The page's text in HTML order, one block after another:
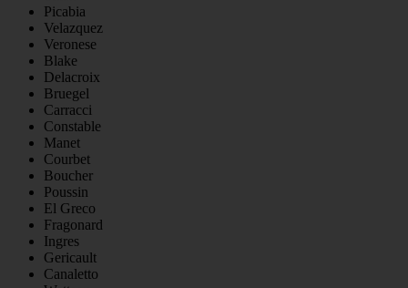
Picabia
Velazquez
Veronese
Blake
Delacroix
Bruegel
Carracci
Constable
Manet
Courbet
Boucher
Poussin
El Greco
Fragonard
Ingres
Gericault
Canaletto